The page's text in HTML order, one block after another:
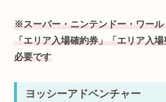
※スーパー・ニンテンドー・ワー
「エリア入場確約券」「エリア入
必要です
ヨッシーアドベンチャー